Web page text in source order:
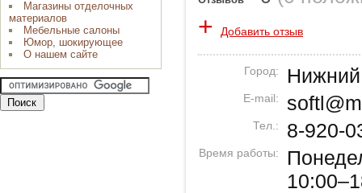
+ Добавить отзыв
Город:
E-mail:
Тел.: 8-920-
Время работы:
Магазины отделочных
материалов
Мебельные салоны
Юмор, шокирующее
О нашем сайте